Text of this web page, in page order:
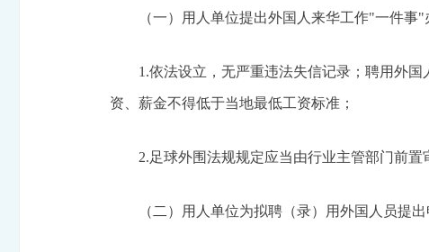
（一）用人单位提出外国人来华工作"一件事
1.依法设立，无严重违法失信记录；聘用外
资、薪金不得低于当地最低工资标准；
2.足球外围法规规定应当由行业主管部门前置
（二）用人单位为拟聘（录）用外国人员提